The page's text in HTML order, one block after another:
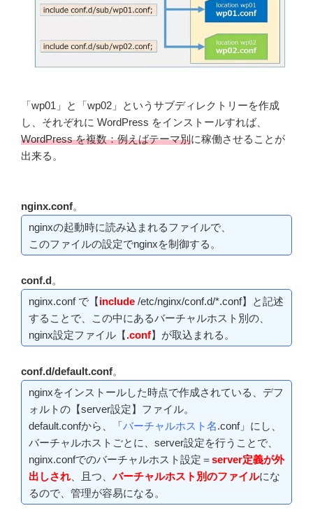
「wp01」と「wp02」というサブディレクトリーを作成
し、それぞれに WordPress をインストールすれば、
WordPress を複数：例えばテーマ別に稼働させることが
出来る。
nginx.conf。
nginxの起動時に読み込まれるファイルで、
このファイルの設定でnginxを制御する。
conf.d。
nginx.conf で【include /etc/nginx/conf.d/*.conf】と記述
することで、この中にあるバーチャルホスト別の、
nginx設定ファイル【.conf】が取込まれる。
conf.d/default.conf。
nginxをインストールした時点で作成されている、デフ
ォルトの【server設定】ファイル。
default.confから、「バーチャルホスト名.conf」にし、
バーチャルホストごとに、server設定を行うことで、
nginx.confでのバーチャルホスト設定＝server定義が外
出しされ、且つ、バーチャルホスト別のファイルにな
るので、管理が容易になる。